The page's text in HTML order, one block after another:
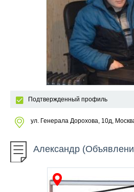
Подтвержденный профиль
ул. Генерала Дорохова, 10д,
Александр